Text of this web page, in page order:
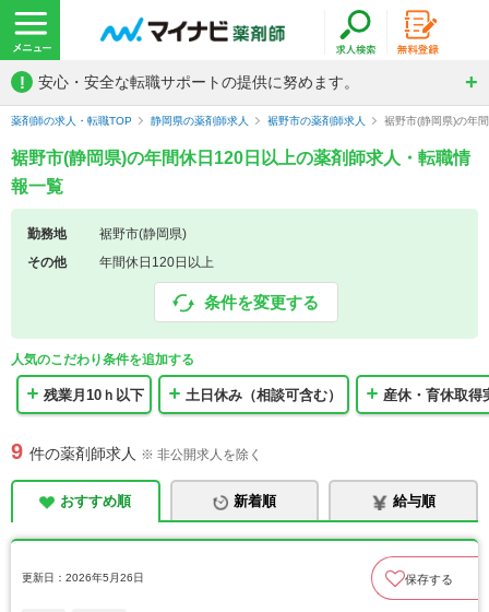
! 安心・安全な転職サポートの提供に努めます。
薬剤師の求人・転職TOP 静岡県の薬剤師求人 裾野市の薬剤師求人 裾野市(静岡県)の年
裾野市(静岡県)の年間休日120日以上の薬剤師求人・転職情
報一覧
勤務地
裾野市(静岡県)
その他
年間休日120日以上
条件を変更する
人気のこだわり条件を追加する
残業月10ｈ以下 土日休み（相談可含む） 産休・育休取得
9 件の薬剤師求人 ※ 非公開求人を除く
おすすめ順 新着順 給与順
更新日：2026年5月26日 保存する